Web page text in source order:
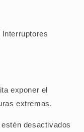
exponer el
extremas.
desactivados